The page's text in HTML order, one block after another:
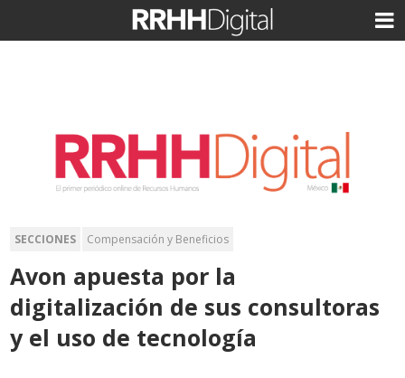
SECCIONES Compensación y Beneficios
Avon apuesta por la
digitalización de sus consultoras
y el uso de tecnología